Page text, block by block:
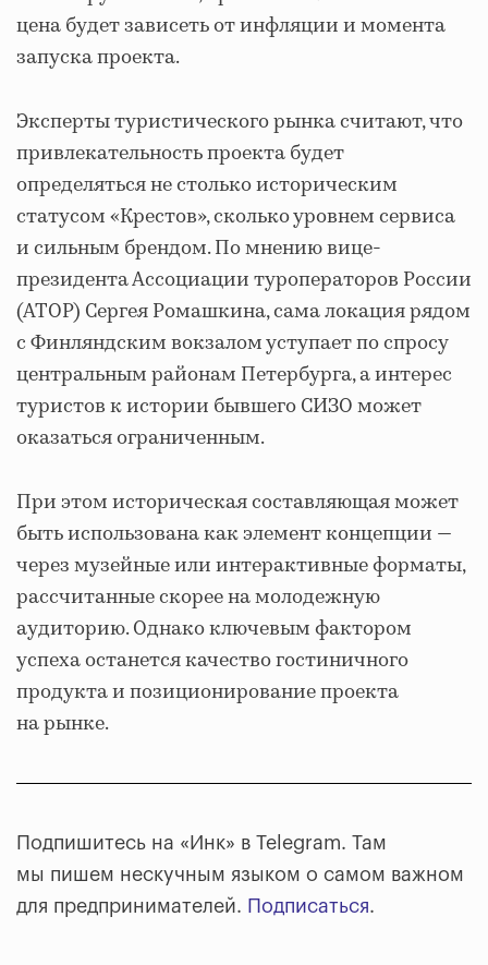
цена будет зависеть от инфляции и момента
запуска проекта.
Эксперты туристического рынка считают, что
привлекательность проекта будет
определяться не столько историческим
статусом «Крестов», сколько уровнем сервиса
и сильным брендом. По мнению вице-
президента Ассоциации туроператоров России
(АТОР) Сергея Ромашкина, сама локация рядом
с Финляндским вокзалом уступает по спросу
центральным районам Петербурга, а интерес
туристов к истории бывшего СИЗО может
оказаться ограниченным.
При этом историческая составляющая может
быть использована как элемент концепции —
через музейные или интерактивные форматы,
рассчитанные скорее на молодежную
аудиторию. Однако ключевым фактором
успеха останется качество гостиничного
продукта и позиционирование проекта
на рынке.
Подпишитесь на «Инк» в Telegram. Там
мы пишем нескучным языком о самом важном
для предпринимателей. Подписаться.